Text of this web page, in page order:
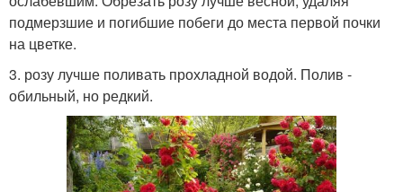
подмерзшие и погибшие побеги до места первой почки
на цветке.
3. розу лучше поливать прохладной водой. Полив -
обильный, но редкий.